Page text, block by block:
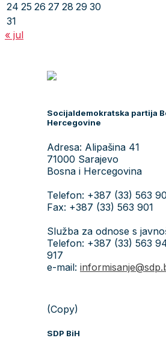
24 25 26 27 28 29 30
31
« jul
Socijaldemokratska partija
Hercegovine
Adresa: Alipašina 41
71000 Sarajevo
Bosna i Hercegovina
Telefon: +387 (33) 563
Fax: +387 (33) 563 901
Služba za odnose s
Telefon: +387 (33) 563
917
e-mail:
(Copy)
SDP BiH